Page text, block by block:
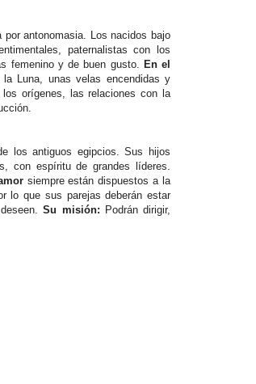
por antonomasia. Los nacidos bajo
paternalistas con los
femenino y de buen gusto. En el
Luna, unas velas encendidas y
los orígenes, las relaciones con la
los antiguos egipcios. Sus hijos
con espíritu de grandes líderes.
siempre están dispuestos a la
lo que sus parejas deberán estar
deseen.Su misión: Podrán dirigir,